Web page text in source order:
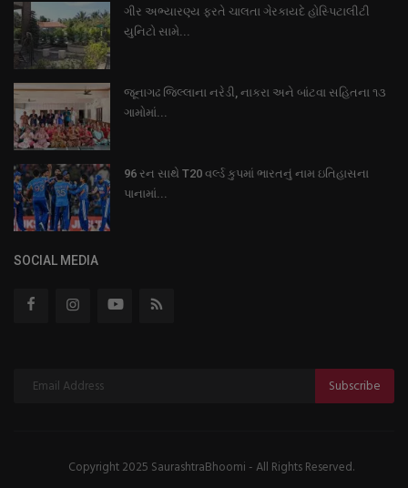
ગીર અભ્યારણ્ય ફરતે ચાલતા ગેરકાયદે હોસ્પિટાલીટી
યુનિટો સામે...
જૂનાગઢ જિલ્લાના નરેડી, નાકરા અને બાંટવા સહિતના ૧૩
ગામોમાં...
96 રન સાથે T20 વર્લ્ડ કુપમાં ભારતનું નામ ઇતિહાસના
પાનામાં...
SOCIAL MEDIA
Subscribe
Copyright 2025 SaurashtraBhoomi - All Rights Reserved.